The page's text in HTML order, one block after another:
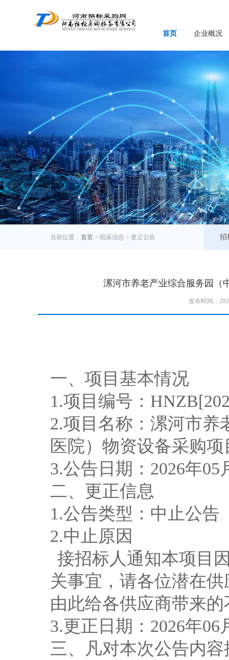
首页 企业概况
当前位置： 首页 > 招采信息 > 更正公告 招
漯河市养老产业综合服务园（
发布时间：
一、项目基本情况
1.项目编号 ：
2.项目名称：漯河市养
医院）物资设备采购项
3.公告日期 ： 2026年05
二、更正信息
1.公告类型：中止公告
2.中止原因
接招标人通知本项目
关事宜，请各位潜在
由此给各供应商带来
3.更正日期 ： 2026年06
三、凡对本次公告内